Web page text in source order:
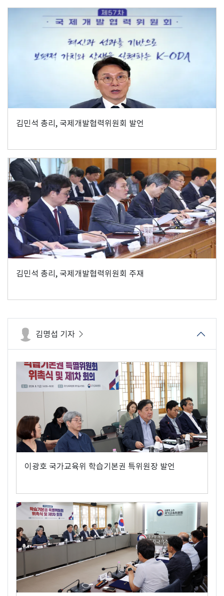
김민석 총리, 국제개발협력위원회 발언
김민석 총리, 국제개발협력위원회 주재
김명섭 기자
이광호 국가교육위 학습기본권 특위원장 발언